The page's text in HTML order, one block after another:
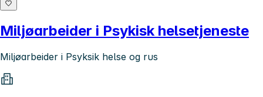
Miljøarbeider i Psykisk helsetjeneste
Miljøarbeider i Psyksik helse og rus